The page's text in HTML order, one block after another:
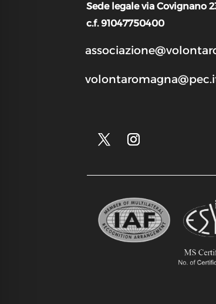
Sede legale via Covignano
c.f. 91047750400